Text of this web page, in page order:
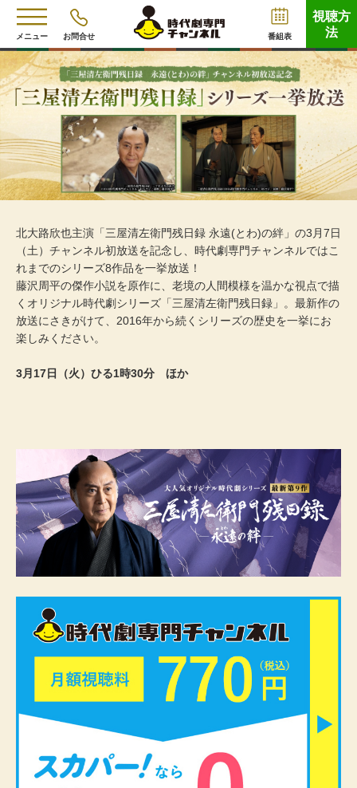
メニュー お問合せ 番組表
視聴方
法
北大路欣也主演「三屋清左衛門残日録 永遠(とわ)の絆」の3月7日
（土）チャンネル初放送を記念し、時代劇専門チャンネルではこ
れまでのシリーズ8作品を一挙放送！
藤沢周平の傑作小説を原作に、老境の人間模様を温かな視点で描
くオリジナル時代劇シリーズ「三屋清左衛門残日録」。最新作の
放送にさきがけて、2016年から続くシリーズの歴史を一挙にお
楽しみください。
3月17日（火）ひる1時30分 ほか